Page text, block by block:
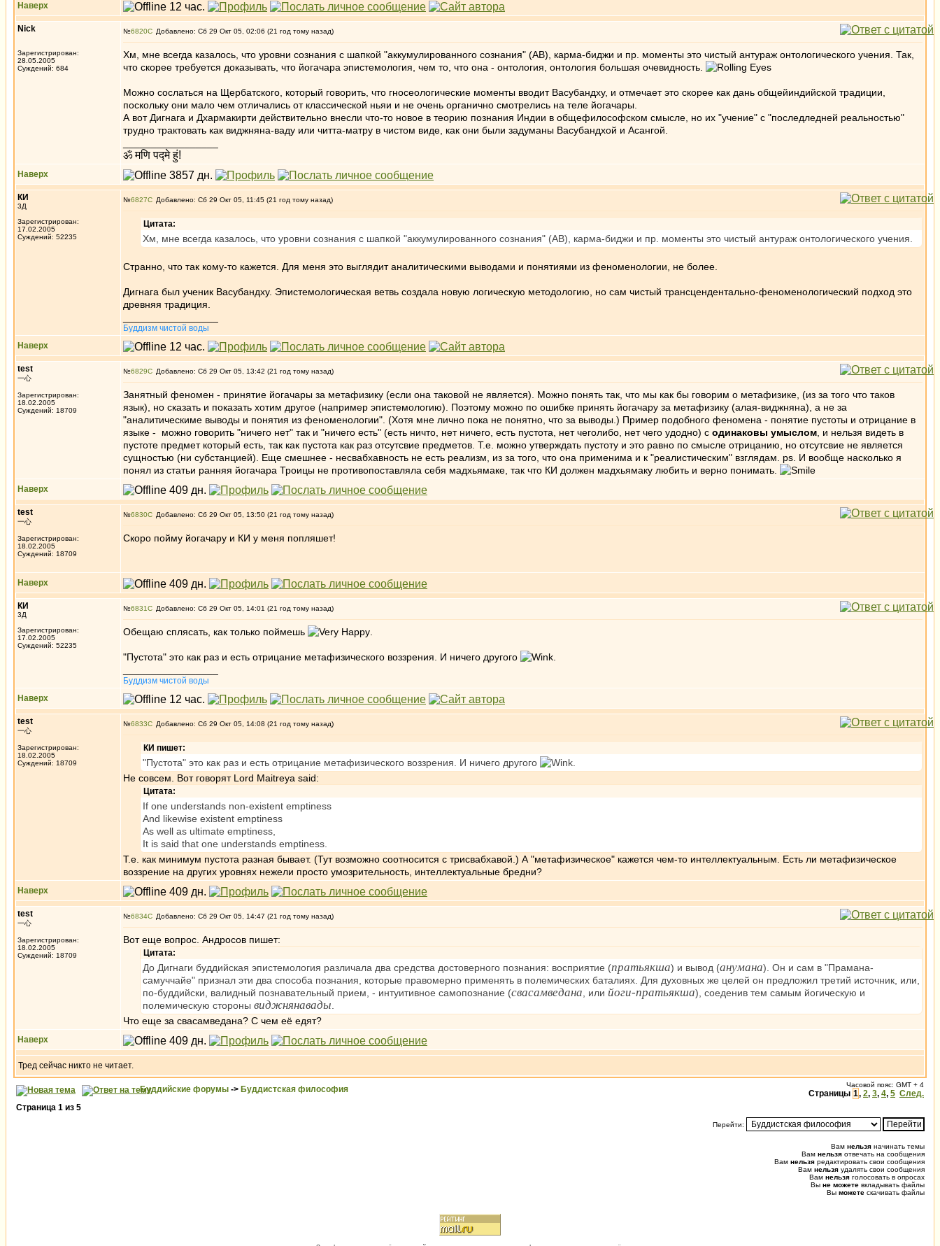
Наверх
Nick
Зарегистрирован:
28.05.2005
Суждений: 684
№6820 Добавлено: Сб 29 Окт 05, 02:06 (21 год тому назад)
Хм, мне всегда казалось, что уровни сознания с шапкой "аккумулированного сознания" (АВ), карма-биджи и пр. моменты это чистый антураж онтологического учения. Так,
что скорее требуется доказывать, что йогачара эпистемология, чем то, что она - онтология, онтология большая очевидность.
Можно сослаться на Щербатского, который говорить, что гносеологические моменты вводит Васубандху, и отмечает это скорее как дань общейиндийской традиции,
поскольку они мало чем отличались от классической ньяи и не очень органично смотрелись на теле йогачары.
А вот Дигнага и Дхармакирти действительно внесли что-то новое в теорию познания Индии в общефилософском смысле, но их "учение" с "последледней реальностью"
трудно трактовать как виджняна-ваду или читта-матру в чистом виде, как они были задуманы Васубандхой и Асангой.
ॐ मणि पद्मे हुं!
Наверх
КИ
3Д
Зарегистрирован:
17.02.2005
Суждений: 52235
№6827 Добавлено: Сб 29 Окт 05, 11:45 (21 год тому назад)
Цитата:
Хм, мне всегда казалось, что уровни сознания с шапкой "аккумулированного сознания" (АВ), карма-биджи и пр. моменты это чистый антураж онтологического учения.
Странно, что так кому-то кажется. Для меня это выглядит аналитическими выводами и понятиями из феноменологии, не более.
Дигнага был ученик Васубандху. Эпистемологическая ветвь создала новую логическую методологию, но сам чистый трансцендентально-феноменологический подход это
древняя традиция.
Буддизм чистой воды
Наверх
test
一心
Зарегистрирован:
18.02.2005
Суждений: 18709
№6829 Добавлено: Сб 29 Окт 05, 13:42 (21 год тому назад)
Занятный феномен - принятие йогачары за метафизику (если она таковой не является). Можно понять так, что мы как бы говорим о метафизике, (из за того что таков
язык), но сказать и показать хотим другое (например эпистемологию). Поэтому можно по ошибке принять йогачару за метафизику (алая-виджняна), а не за
"аналитическиме выводы и понятия из феноменологии". (Хотя мне лично пока не понятно, что за выводы.) Пример подобного феномена - понятие пустоты и отрицание в
языке - можно говорить "ничего нет" так и "ничего есть" (есть ничто, нет ничего, есть пустота, нет чеголибо, нет чего удодно) с одинаковы умыслом , и нельзя видеть в
пустоте предмет который есть, так как пустота как раз отсутсвие предметов. Т.е. можно утверждать пустоту и это равно по смысле отрицанию, но отсутсвие не является
сущностью (ни субстанцией). Еще смешнее - несвабхавность не есть реализм, из за того, что она применима и к "реалистическим" взглядам. ps. И вообще насколько я
понял из статьи ранняя йогачара Троицы не противопоставляла себя мадхьямаке, так что КИ должен мадхьямаку любить и верно понимать.
Наверх
test
一心
Зарегистрирован:
18.02.2005
Суждений: 18709
№6830 Добавлено: Сб 29 Окт 05, 13:50 (21 год тому назад)
Скоро пойму йогачару и КИ у меня попляшет!
Наверх
КИ
3Д
Зарегистрирован:
17.02.2005
Суждений: 52235
№6831 Добавлено: Сб 29 Окт 05, 14:01 (21 год тому назад)
Обещаю сплясать, как только поймешь
"Пустота" это как раз и есть отрицание метафизического воззрения. И ничего другого
Буддизм чистой воды
Наверх
test
一心
Зарегистрирован:
18.02.2005
Суждений: 18709
№6833 Добавлено: Сб 29 Окт 05, 14:08 (21 год тому назад)
КИ пишет:
"Пустота" это как раз и есть отрицание метафизического воззрения. И ничего другого
Не совсем. Вот говорят Lord Maitreya said:
Цитата:
If one understands non-existent emptiness
And likewise existent emptiness
As well as ultimate emptiness,
It is said that one understands emptiness.
Т.е. как минимум пустота разная бывает. (Тут возможно соотносится с трисвабхавой.) А "метафизическое" кажется чем-то интеллектуальным. Есть ли метафизическое
воззрение на других уровнях нежели просто умозрительность, интеллектуальные бредни?
Наверх
test
一心
Зарегистрирован:
18.02.2005
Суждений: 18709
№6834 Добавлено: Сб 29 Окт 05, 14:47 (21 год тому назад)
Вот еще вопрос. Андросов пишет:
Цитата:
До Дигнаги буддийская эпистемология различала два средства достоверного познания: восприятие (пратьякша) и вывод (анумана). Он и сам в "Прамана-
самуччайе" признал эти два способа познания, которые правомерно применять в полемических баталиях. Для духовных же целей он предложил третий источник, или,
по-буддийски, валидный познавательный прием, - интуитивное самопознание (свасамведана , или йоги-пратьякша), соеденив тем самым йогическую и
полемическую стороны виджнянавады
Что еще за свасамведана? С чем её едят?
Наверх
Тред сейчас никто не читает.
Буддийские форумы -> Буддистская философия Часовой пояс: GMT + 4
Страницы 1, 2, 3, 4, 5 След.
Страница 1 из 5
Перейти:
Вам нельзя начинать темы
Вам нельзя отвечать на сообщения
Вам нельзя редактировать свои сообщения
Вам нельзя удалять свои сообщения
Вам нельзя голосовать в опросах
Вы не можете вкладывать файлы
Вы можете скачивать файлы